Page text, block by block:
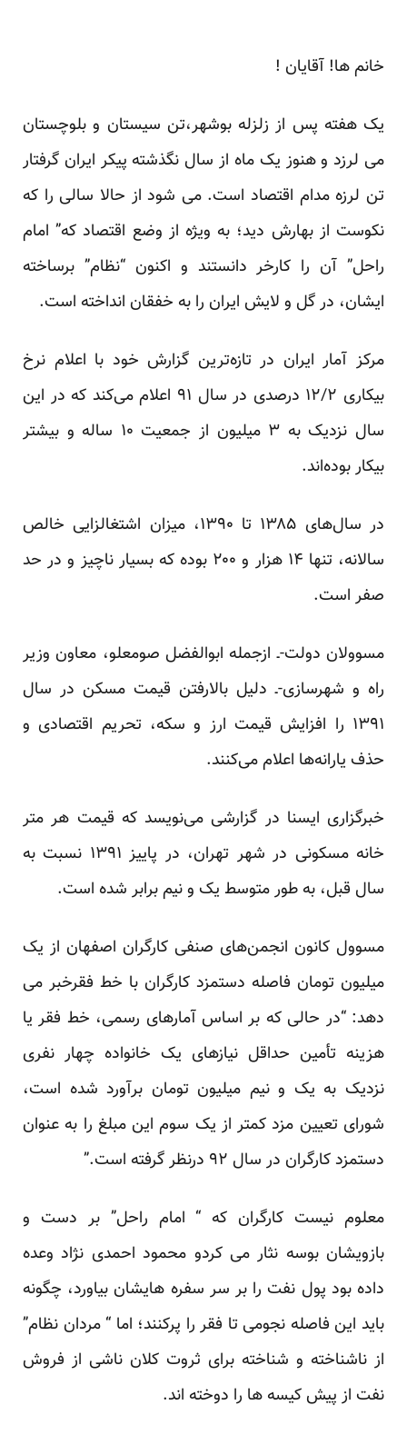
خانم ها! آقایان !
یک هفته پس از زلزله بوشهر،تن سیستان و بلوچستان
می لرزد و هنوز یک ماه از سال نگذشته پیکر ایران گرفتار
تن لرزه مدام اقتصاد است. می شود از حالا سالی را که
نکوست از بهارش دید؛ به ویژه از وضع اقتصاد که” امام
راحل” آن را کارخر دانستند و اکنون “نظام” برساخته
ایشان، در گل و لایش ایران را به خفقان انداخته است.
مرکز آمار ایران در تازه‌ترین گزارش خود با اعلام نرخ
بیکاری ۱۲/۲ درصدی در سال ۹۱ اعلام می‌کند که در این
سال نزدیک به ۳ میلیون از جمعیت ۱۰ ساله و بیشتر
بیکار بوده‌اند.
در سال‌های ۱۳۸۵ تا ۱۳۹۰، میزان اشتغالزایی خالص
سالانه، تنها ۱۴ هزار و ۲۰۰ بوده که بسیار ناچیز و در حد
صفر است.
مسوولان دولت-ـ ازجمله ابوالفضل صومعلو، معاون وزیر
راه و شهرسازی-ـ دلیل بالارفتن قیمت مسکن در سال
۱۳۹۱ را افزایش قیمت ارز و سکه، تحریم اقتصادی و
حذف یارانه‌ها اعلام می‌کنند.
خبرگزاری ایسنا در گزارشی می‌نویسد که قیمت هر متر
خانه مسکونی در شهر تهران، در پاییز ۱۳۹۱ نسبت به
سال قبل، به طور متوسط یک و نیم برابر شده است.
مسوول کانون انجمن‌های صنفی کارگران اصفهان از یک
میلیون تومان فاصله دستمزد کارگران با خط فقرخبر می
دهد: “در حالی که بر اساس آمارهای رسمی، خط فقر یا
هزینه تأمین حداقل نیازهای یک خانواده چهار نفری
نزدیک به یک و نیم میلیون تومان برآورد شده است،
شورای تعیین مزد کمتر از یک سوم این مبلغ را به عنوان
دستمزد کارگران در سال ۹۲ درنظر گرفته‌ است.”
معلوم نیست کارگران که “ امام راحل” بر دست و
بازویشان بوسه نثار می کردو محمود احمدی نژاد وعده
داده بود پول نفت را بر سر سفره هایشان بیاورد، چگونه
باید این فاصله نجومی تا فقر را پرکنند؛ اما “ مردان نظام”
از ناشناخته و شناخته برای ثروت کلان ناشی از فروش
نفت از پیش کیسه ها را دوخته اند.